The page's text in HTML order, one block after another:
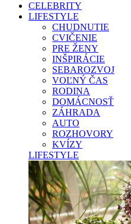
CELEBRITY
LIFESTYLE
CHUDNUTIE
CVIČENIE
PRE ŽENY
INŠPIRÁCIE
SEBAROZVOJ
VOĽNÝ ČAS
RODINA
DOMÁCNOSŤ
ZÁHRADA
AUTO
ROZHOVORY
KVÍZY
LIFESTYLE